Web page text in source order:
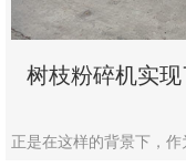
树枝粉碎机实
正是在这样的背景下，